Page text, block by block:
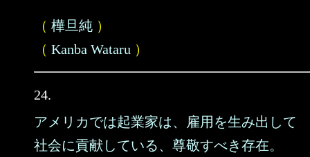
（ 樺旦純 ）
（ Kanba Wataru ）
24.
アメリカでは起業家は、雇用を生み出して
社会に貢献している、尊敬すべき存在。